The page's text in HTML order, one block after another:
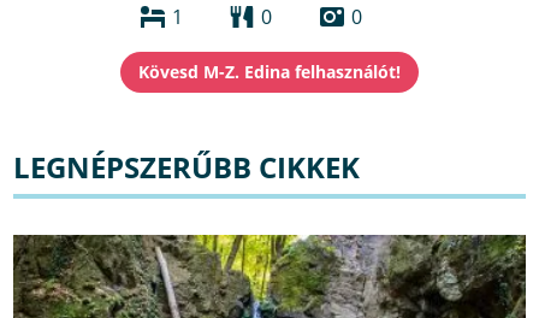
1 0 0
LEGNÉPSZERŰBB CIKKEK